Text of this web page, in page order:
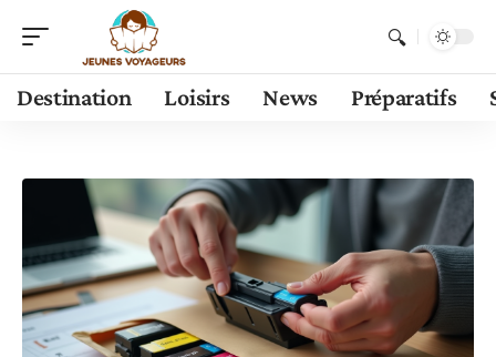
Destination Loisirs News Préparatifs